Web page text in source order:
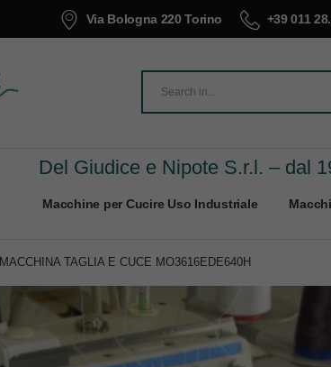
Via Bologna 220 Torino +39 011
Del Giudice e Nipote S.r.l. – dal
Macchine per Cucire Uso Industriale
MACCHINA TAGLIA E CUCE MO3616EDE640H